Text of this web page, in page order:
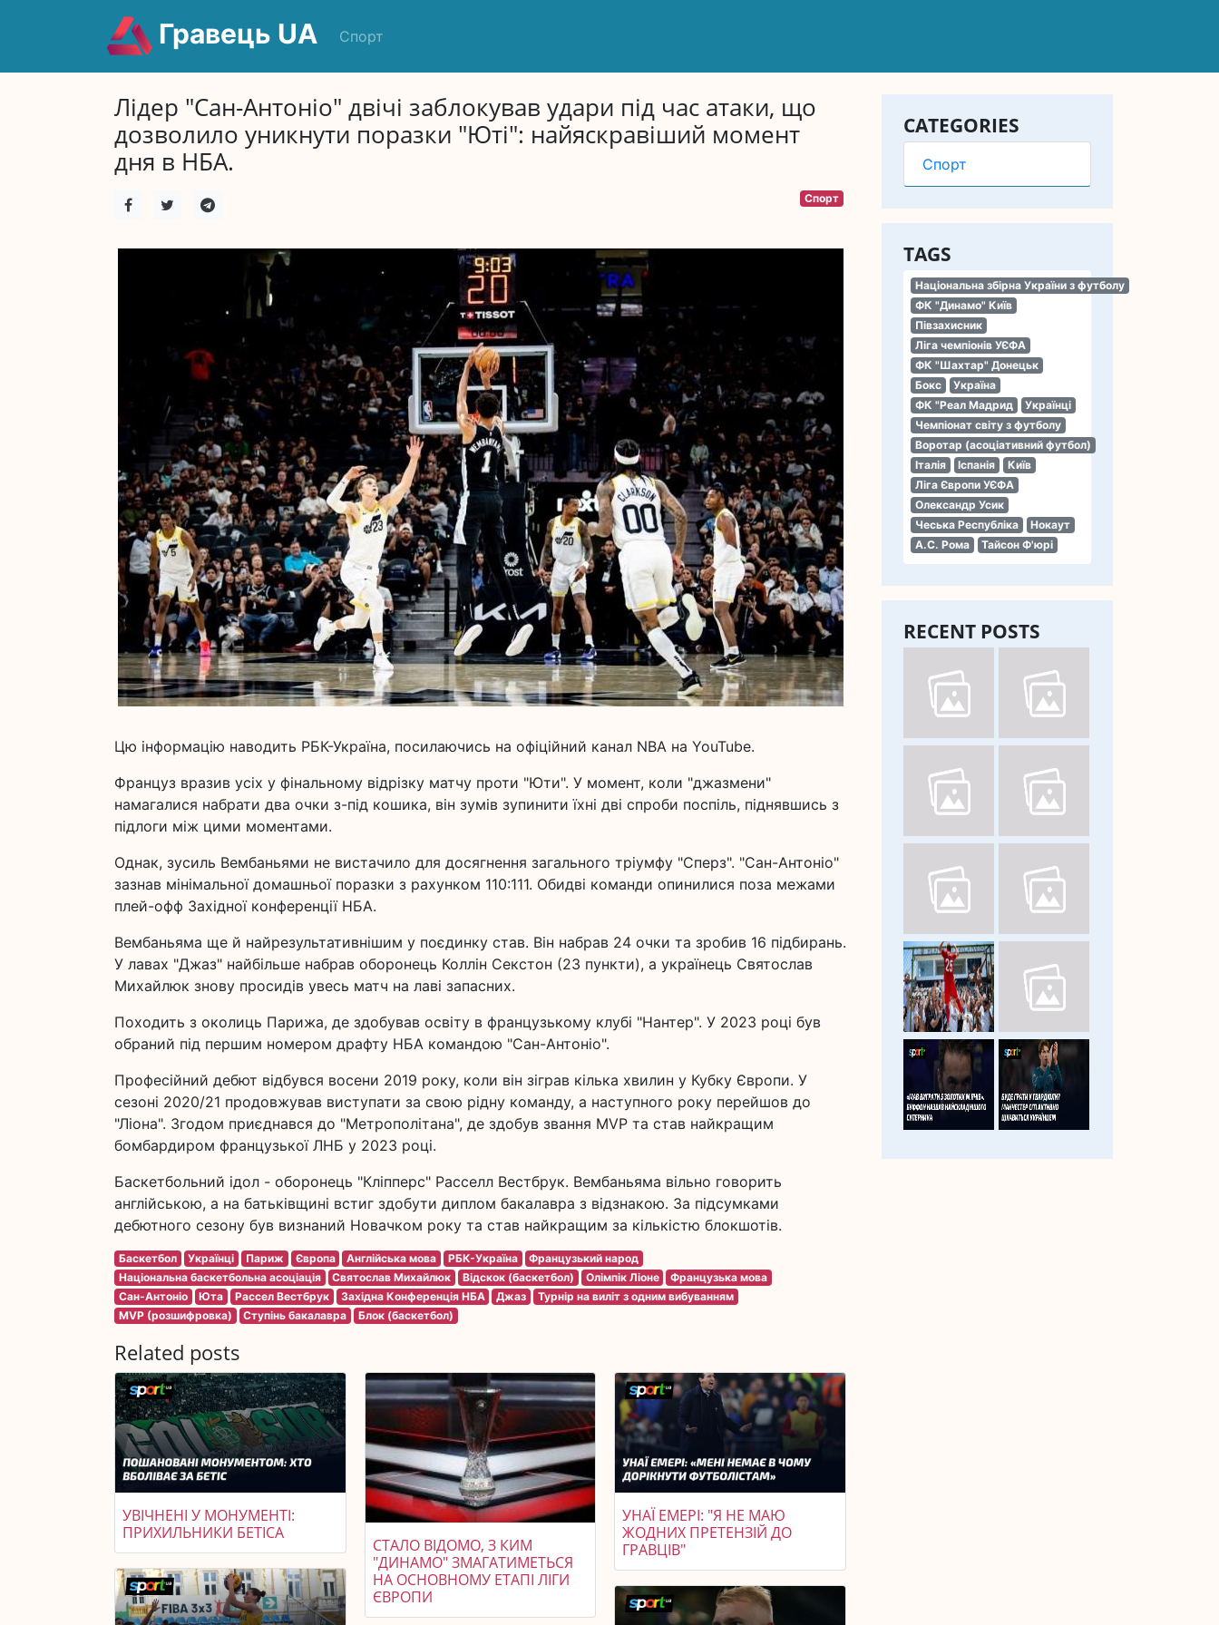
Гравець UA Спорт
CATEGORIES
Спорт
TAGS
Національна збірна України з футболу
ФК "Динамо" Київ
Півзахисник
Ліга чемпіонів УЄФА
ФК "Шахтар" Донецьк
Бокс
Україна
ФК "Реал Мадрид
Українці
Чемпіонат світу з футболу
Воротар (асоціативний футбол)
Італія
Іспанія
Київ
Ліга Європи УЄФА
Олександр Усик
Чеська Республіка
Нокаут
А.С. Рома
Тайсон Ф'юрі
RECENT POSTS
Лідер "Сан-Антоніо" двічі заблокував удари під час атаки, що
дозволило уникнути поразки "Юті": найяскравіший момент
дня в НБА.
Спорт
Цю інформацію наводить РБК-Україна, посилаючись на офіційний канал NBA на YouTube.
Француз вразив усіх у фінальному відрізку матчу проти "Юти". У момент, коли "джазмени"
намагалися набрати два очки з-під кошика, він зумів зупинити їхні дві спроби поспіль, піднявшись з
підлоги між цими моментами.
Однак, зусиль Вембаньями не вистачило для досягнення загального тріумфу "Сперз". "Сан-Антоніо"
зазнав мінімальної домашньої поразки з рахунком 110:111. Обидві команди опинилися поза межами
плей-офф Західної конференції НБА.
Вембаньяма ще й найрезультативнішим у поєдинку став. Він набрав 24 очки та зробив 16 підбирань.
У лавах "Джаз" найбільше набрав оборонець Коллін Секстон (23 пункти), а українець Святослав
Михайлюк знову просидів увесь матч на лаві запасних.
Походить з околиць Парижа, де здобував освіту в французькому клубі "Нантер". У 2023 році був
обраний під першим номером драфту НБА командою "Сан-Антоніо".
Професійний дебют відбувся восени 2019 року, коли він зіграв кілька хвилин у Кубку Європи. У
сезоні 2020/21 продовжував виступати за свою рідну команду, а наступного року перейшов до
"Ліона". Згодом приєднався до "Метрополітана", де здобув звання MVP та став найкращим
бомбардиром французької ЛНБ у 2023 році.
Баскетбольний ідол - оборонець "Кліпперс" Расселл Вестбрук. Вембаньяма вільно говорить
англійською, а на батьківщині встиг здобути диплом бакалавра з відзнакою. За підсумками
дебютного сезону був визнаний Новачком року та став найкращим за кількістю блокшотів.
Баскетбол Українці Париж Європа Англійська мова РБК-Україна
Французький народ
Національна баскетбольна асоціація
Святослав Михайлюк Відскок (баскетбол) Олімпік Ліоне
Французька мова
Сан-Антоніо
Юта Рассел Вестбрук Західна Конференція НБА Джаз
Турнір на виліт з одним вибуванням
MVP (розшифровка)
Ступінь бакалавра Блок (баскетбол)
Related posts
УВІЧНЕНІ У МОНУМЕНТІ:
ПРИХИЛЬНИКИ БЕТІСА
СТАЛО ВІДОМО, З КИМ
"ДИНАМО" ЗМАГАТИМЕТЬСЯ
НА ОСНОВНОМУ ЕТАПІ ЛІГИ
ЄВРОПИ
УНАЇ ЕМЕРІ: "Я НЕ МАЮ
ЖОДНИХ ПРЕТЕНЗІЙ ДО
ГРАВЦІВ"